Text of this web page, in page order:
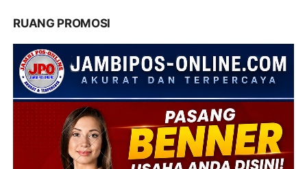
RUANG PROMOSI